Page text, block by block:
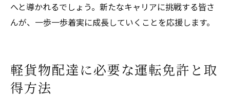
へと導かれるでしょう。新たなキャリアに挑戦する皆さ
んが、一歩一歩着実に成長していくことを応援します。
軽貨物配達に必要な運転免許と取
得方法